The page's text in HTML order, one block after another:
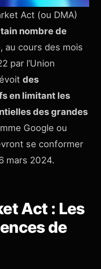
Act (ou DMA)
nombre de
, au cours des mois
par l’Union
des
en limitant les
des grandes
Google ou
se conformer
mars 2024.
Act : Les
de